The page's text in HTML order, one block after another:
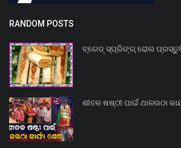
RANDOM POSTS
ବ୍ରେଡ୍ ସ୍ପ୍ରିଙ୍ଗ୍ ରୋଲ ପ୍ରସ୍ତୁତି
ଶୀତଳ ଷଷ୍ଠୀ ପାଇଁ ଥାଳଉଠା